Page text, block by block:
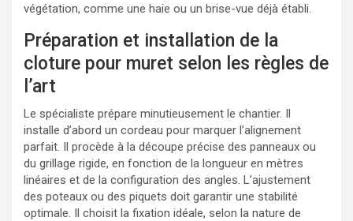
végétation, comme une haie ou un brise-vue déjà établi.
Préparation et installation de la
cloture pour muret selon les règles de
l’art
Le spécialiste prépare minutieusement le chantier. Il
installe d’abord un cordeau pour marquer l’alignement
parfait. Il procède à la découpe précise des panneaux ou
du grillage rigide, en fonction de la longueur en mètres
linéaires et de la configuration des angles. L’ajustement
des poteaux ou des piquets doit garantir une stabilité
optimale. Il choisit la fixation idéale, selon la nature de